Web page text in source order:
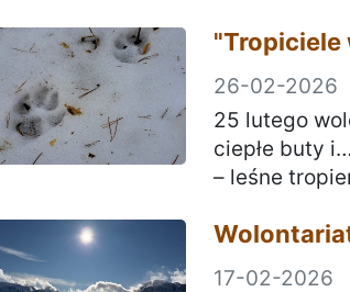
"Tropiciele
26-02-2026
25 lutego
ciepłe buty
– leśne
17-02-2026